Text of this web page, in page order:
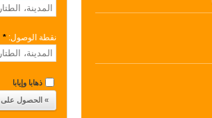
نقطة الوصول: *
ذهابا وإيابا